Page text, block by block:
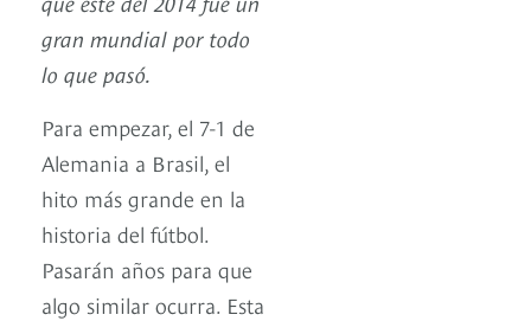
gran mundial por todo
lo que pasó.
Para empezar, el 7-1 de
Alemania a Brasil, el
hito más grande en la
historia del fútbol.
Pasarán años para que
algo similar ocurra. Esta